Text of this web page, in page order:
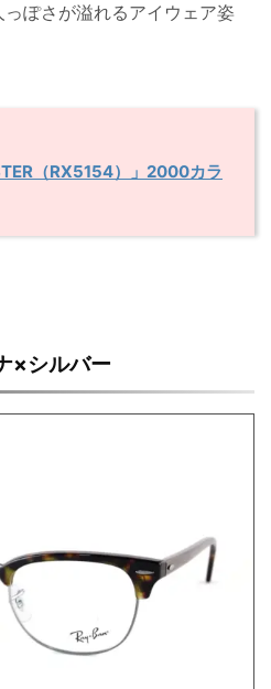
ぽさが溢れるアイウェア姿
（RX5154）」2000カラ
×シルバー